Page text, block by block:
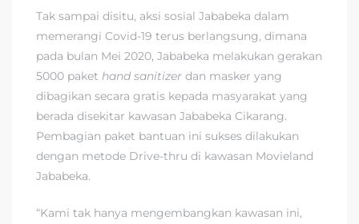
Tak sampai disitu, aksi sosial Jababeka dalam
memerangi Covid-19 terus berlangsung, dimana
pada bulan Mei 2020, Jababeka melakukan gerakan
5000 paket hand sanitizer dan masker yang
dibagikan secara gratis kepada masyarakat yang
berada disekitar kawasan Jababeka Cikarang.
Pembagian paket bantuan ini sukses dilakukan
dengan metode Drive-thru di kawasan Movieland
Jababeka.
“Kami tak hanya mengembangkan kawasan ini,